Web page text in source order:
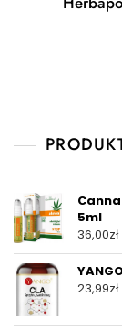
5ml
36,00zł
23,99zł